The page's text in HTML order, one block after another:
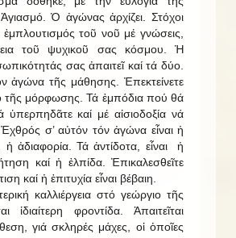
Ὁ ἀγώνας ἀρχίζει. Στόχοι
τοῦ νοῦ μέ γνώσεις,
τοῦ ψυχικοῦ σας κόσμου. Ἡ
σας ἀπαιτεῖ καί τά δύο.
ἀγώνα τῆς μάθησης. Ἐπεκτείνετε
τῆς μόρφωσης. Τά ἐμπόδια πού θά
καί μέ αἰσιοδοξία νά
σ’ αὐτόν τόν ἀγώνα εἶναι ἡ
ἡ ἀδιαφορία. Τά ἀντίδοτα, εἶναι ἡ
καί ἡ ἐλπίδα. Ἐπικαλεσθεῖτε
καί ἡ ἐπιτυχία εἶναι βέβαιη.
καλλιέργεια στό γεώργιο τῆς
ἰδιαίτερη φροντίδα. Ἀπαιτεῖται
γιά σκληρές μάχες, οἱ ὁποῖες